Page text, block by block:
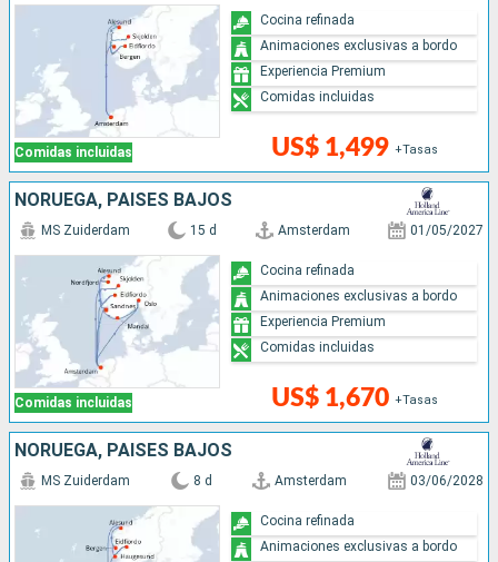
Comidas incluidas US$ 1,499 +Tasas
Cocina refinada
Animaciones exclusivas a bordo
Experiencia Premium
Comidas incluidas
NORUEGA, PAISES BAJOS
Comidas incluidas
MS Zuiderdam 15 d Amsterdam 01/05/2027
US$ 1,670 +Tasas
Cocina refinada
Animaciones exclusivas a bordo
Experiencia Premium
Comidas incluidas
NORUEGA, PAISES BAJOS
MS Zuiderdam 8 d Amsterdam 03/06/2028
Cocina refinada
Animaciones exclusivas a bordo